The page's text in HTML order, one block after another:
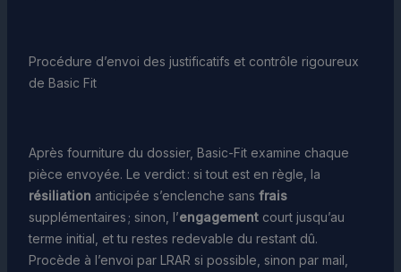
Procédure d’envoi des justificatifs et contrôle rigoureux
de Basic Fit
Après fourniture du dossier, Basic-Fit examine chaque
pièce envoyée. Le verdict : si tout est en règle, la
résiliation anticipée s’enclenche sans frais
supplémentaires ; sinon, l’engagementcourt jusqu’au
terme initial, et tu restes redevable du restant dû.
Procède à l’envoi par LRAR si possible, sinon par mail,